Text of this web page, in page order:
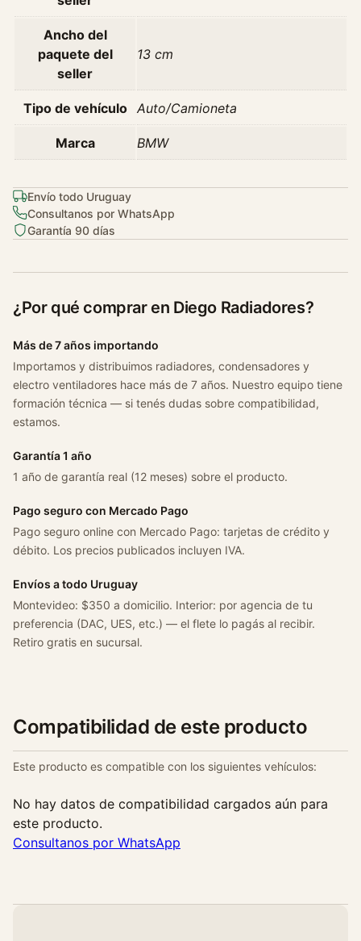
1
c
a
n
i
a
Ancho del
paquete del
seller
13 cm
Tipo de vehículo Auto/Camioneta
Marca BMW
Envío todo Uruguay
Consultanos por WhatsApp
Garantía 90 días
¿Por qué comprar en Diego Radiadores?
Más de 7 años importando
Importamos y distribuimos radiadores, condensadores y
electro ventiladores hace más de 7 años. Nuestro equipo tiene
formación técnica — si tenés dudas sobre compatibilidad,
estamos.
Garantía 1 año
1 año de garantía real (12 meses) sobre el producto.
Pago seguro con Mercado Pago
Pago seguro online con Mercado Pago: tarjetas de crédito y
débito. Los precios publicados incluyen IVA.
Envíos a todo Uruguay
Montevideo: $350 a domicilio. Interior: por agencia de tu
preferencia (DAC, UES, etc.) — el flete lo pagás al recibir.
Retiro gratis en sucursal.
Compatibilidad de este producto
Este producto es compatible con los siguientes vehículos:
No hay datos de compatibilidad cargados aún para
este producto.
Consultanos por WhatsApp